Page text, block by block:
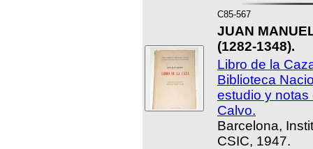
C85-567
JUAN
(1282-1348).
Libro de la
Biblioteca
estudio y
Calvo.
Barcelona,
CSIC, 1947.